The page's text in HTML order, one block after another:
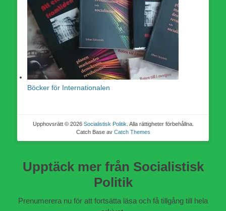
Böcker för Internationalen
Upphovsrätt © 2026 Socialistisk Politik . Alla rättigheter förbehållna.
Catch Base av Catch Themes
Upptäck mer från Socialistisk
Politik
Prenumerera nu för att fortsätta läsa och få tillgång till hela